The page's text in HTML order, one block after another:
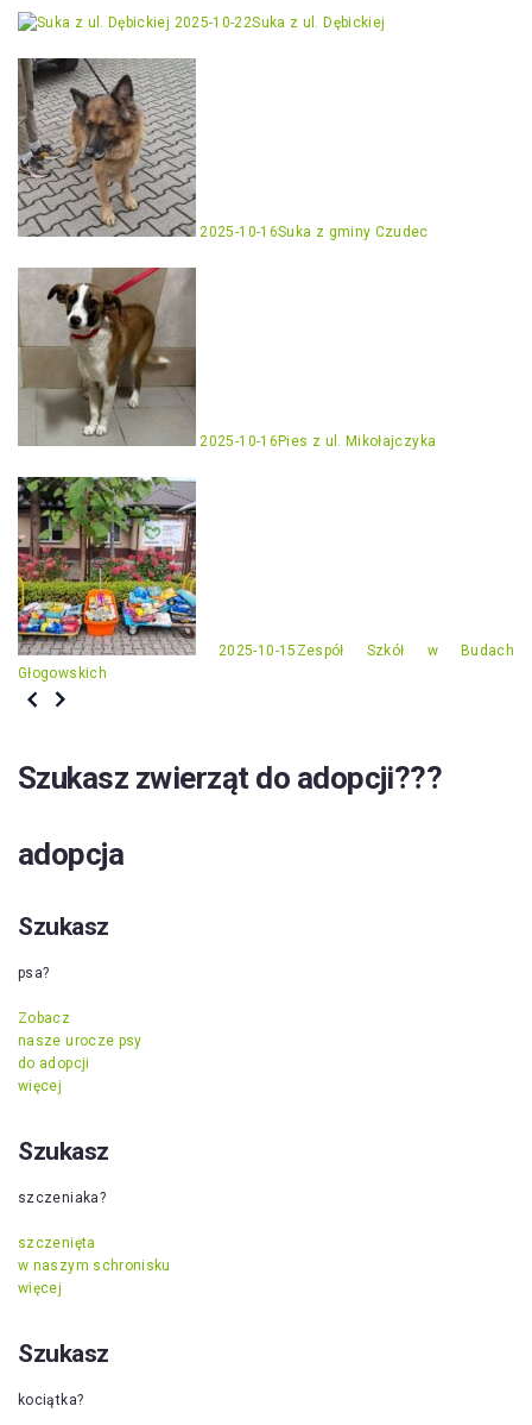
2025-10-22Suka z ul. Dębickiej
2025-10-16Suka z gminy Czudec
2025-10-16 Pies z ul. Mikołajczyka
2025-10-15 Zespół Szkół w Budach
Głogowskich
Szukasz zwierząt do adopcji???
adopcja
Szukasz
psa?
Zobacz
nasze urocze psy
do adopcji
więcej
Szukasz
szczeniaka?
szczenięta
w naszym schronisku
więcej
Szukasz
kociątka?